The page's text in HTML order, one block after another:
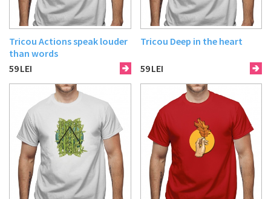
Tricou Actions speak louder
than words
59LEI
Tricou Deep in the heart
59LEI